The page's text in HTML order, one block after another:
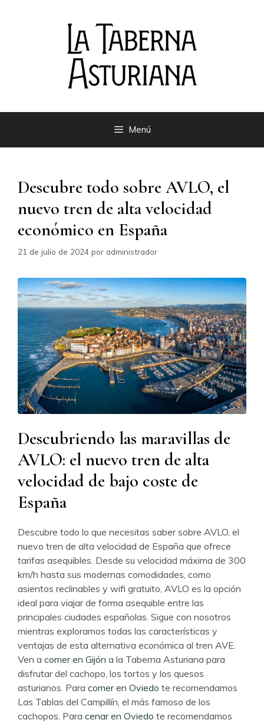
Menú
Descubre todo sobre AVLO, el
nuevo tren de alta velocidad
económico en España
21 de julio de 2024 por administrador
Descubriendo las maravillas de
AVLO: el nuevo tren de alta
velocidad de bajo coste de
España
Descubre todo lo que necesitas saber sobre AVLO, el
nuevo tren de alta velocidad de España que ofrece
tarifas asequibles. Desde su velocidad máxima de 300
km/h hasta sus modernas comodidades, como
asientos reclinables y wifi gratuito, AVLO es la opción
ideal para viajar de forma asequible entre las
principales ciudades españolas. Sigue con nosotros
mientras exploramos todas las características y
ventajas de esta alternativa económica al tren AVE.
Ven a comer en Gijón a la Taberna Asturiana para
disfrutar del cachopo, los tortos y los quesos
asturianos. Para comer en Oviedo te recomendamos
Las Tablas del Campillín, el más famoso de los
cachopos. Para cenar en Oviedo te recomendamos